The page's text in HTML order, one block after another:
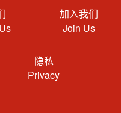
加入我们
Join Us
隐私
Privacy